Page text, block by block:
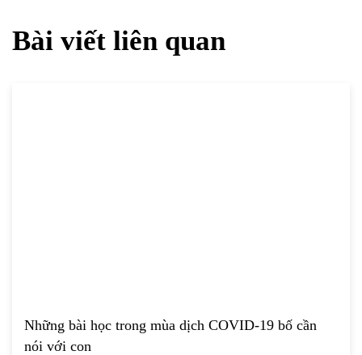
Bài viết liên quan
Những bài học trong mùa dịch COVID-19 bố cần
nói với con